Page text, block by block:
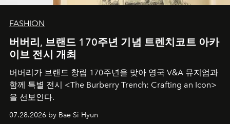
FASHION
버버리, 브랜드 170주년 기념 트렌치코트 아카
이브 전시 개최
버버리가 브랜드 창립 170주년을 맞아 영국 V&A 뮤지엄과
함께 특별 전시 <The Burberry Trench: Crafting an Icon>
을 선보인다.
07.28.2026 by Bae Si Hyun